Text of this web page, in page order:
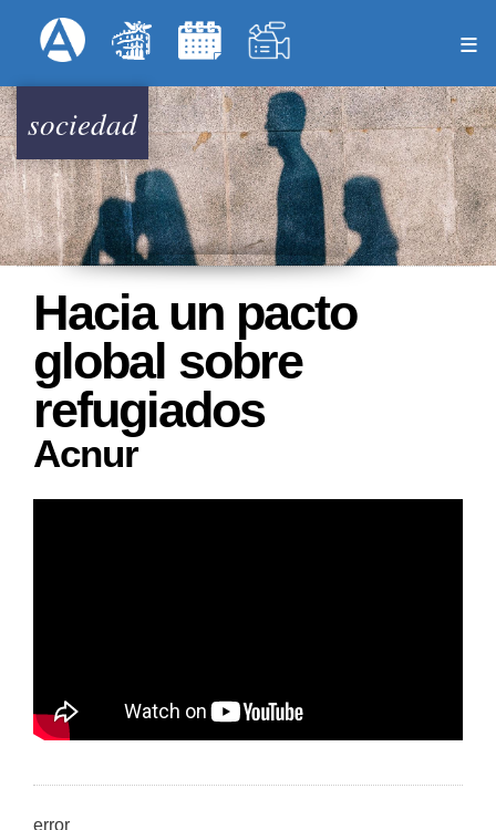
al
principal
Menú Superior
sociedad
Hacia un pacto
global sobre
refugiados
Acnur
error